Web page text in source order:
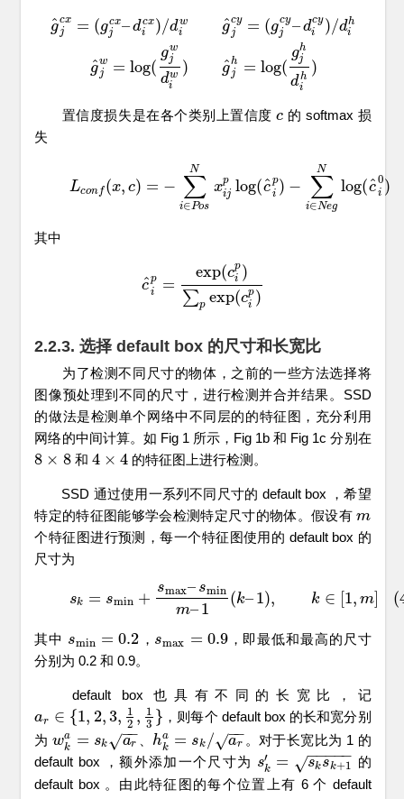
g
^cx
j
= (gcx
j
–dcx
i
)/dw
i
g
^w
j
= log(
gw
j
dw
i
)
g
^cy
j
= (gcy
j
– dcy
i
)/dh
i
g
^h
j
= log(
gh
j
dh
i
)
iwg cy hg^
置信度损失是在各个类别上置信度c
c 的 softmax 损
失
Lconf (x, c) = − ∑
i∈Pos
N
xp
ij log(c
^p
i ) − ∑
i∈Neg
N
log(c
^0
i )
os Ne
其中
c
^p
i
=
exp(cp
i )
∑p exp(cp
i )
c^i p=exp(cip)∑pexp(
2.2.3. 选择 default box 的尺寸和长宽比
为了检测不同尺寸的物体，之前的一些方法选择将
图像预处理到不同的尺寸，进行检测并合并结果。SSD
的做法是检测单个网络中不同层的的特征图，充分利用
网络的中间计算。如 Fig 1 所示，Fig 1b 和 Fig 1c 分别在
8 × 8
8×8 和 4 × 4
4×4 的特征图上进行检测。
SSD 通过使用一系列不同尺寸的 default box ，希望
特定的特征图能够学会检测特定尺寸的物体。假设有m
m
个特征图进行预测，每一个特征图使用的 default box 的
尺寸为
sk = smin +
smax– smin
m– 1
(k–1), k ∈ [1, m]
sm in+smax–smin – 1 ∈ 1, m]
其中 smin = 0.2
smin =0.2 ， smax = 0.9
smax =0.9
，即最低和最高的尺寸
分别为 0.2 和 0.9。
default box 也具有不同的长宽比，记
ar ∈ {1, 2,3, 1
2 , 1
3 }
ar∈{1 ,2,3 12 ,13}
，则每个 default box 的长和宽分别
为wa
k
= sk ar
−−
√
wka =s kar ha
k = sk / ar
−−
√
hka =s k/ar
。对于长宽比为 1 的
default box ，额外添加一个尺寸为 s′
k = sksk+1
− −
−−−
√
sk =s ksk+1
的
default box 。由此特征图的每个位置上有 6 个 default